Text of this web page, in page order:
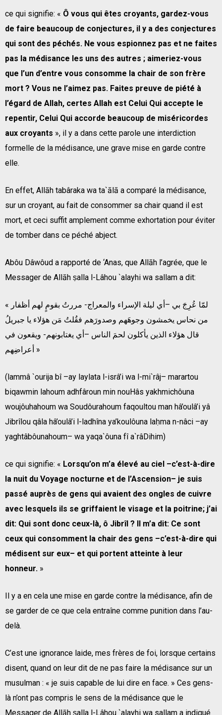
ce qui signifie: « Ô vous qui êtes croyants, gardez-vous
de faire beaucoup de conjectures, il y a des conjectures
qui sont des péchés. Ne vous espionnez pas et ne faites
pas la médisance les uns des autres ; aimeriez-vous
que l’un d’entre vous consomme la chair de son frère
mort ? Vous ne l’aimez pas. Faites preuve de piété à
l’égard de Allah, certes Allah est Celui Qui accepte le
repentir, Celui Qui accorde beaucoup de miséricordes
aux croyants », il y a dans cette parole une interdiction
formelle de la médisance, une grave mise en garde contre
elle.
En effet, Allāh tabâraka wa ta`ālā a comparé la médisance,
sur un croyant, au fait de consommer sa chair quand il est
mort, et ceci suffit amplement comme exhortation pour éviter
de tomber dans ce péché abject.
Abôu Dâwôud a rapporté de ‘Anas, que Allāh l’agrée, que le
Messager de Allāh ṣalla l-Lâhou `alayhi wa sallam a dit:
« لمّا عُرِجَ بي –أي ليلة الإسراء والمعراج- مررتُ بقومٍ لهم أظفار
من نحاس يخمشون وجوهَهم وصدورَهم فقُلتُ مَن هؤلاء يا جبريلُ
قال هؤلاء الذين يأكلون لحمَ الناس –أي يغتابونهم- ويقعون في
أعراضِهم »
(lammâ `ourija bî –ay laylata l-isrâ’i wa l-mi`râj– marartou
biqawmin lahoum adhfâroun min nouHâs yakhmichôuna
woujôuhahoum wa Soudôurahoum faqoultou man hâ’oulâ’i yâ
Jibrîlou qâla hâ’oulâ’i l-ladhîna ya’koulôuna laḥma n-nâci –ay
yaghtâbôunahoum– wa yaqa`ôuna fî a`râDihim)
ce qui signifie: « Lorsqu’on m’a élevé au ciel –c’est-à-dire
la nuit du Voyage nocturne et de l’Ascension– je suis
passé auprès de gens qui avaient des ongles de cuivre
avec lesquels ils se griffaient le visage et la poitrine; j’ai
dit: Qui sont donc ceux-là, ô Jibrîl ? Il m’a dit: Ce sont
ceux qui consomment la chair des gens –c’est-à-dire qui
médisent sur eux– et qui portent atteinte à leur
honneur. »
Il y a en cela une mise en garde contre la médisance, afin de
se garder de ce que cela entraîne comme punition dans l’au-
delà.
C’est une ignorance laide, mes frères de foi, lorsque certains
disent, quand on leur dit de ne pas faire la médisance sur un
musulman : « je suis capable de lui dire en face. » Ces gens-
là n’ont pas compris le sens de la médisance que le
Messager de Allāh ṣalla l-Lâhou `alayhi wa sallam a indiqué